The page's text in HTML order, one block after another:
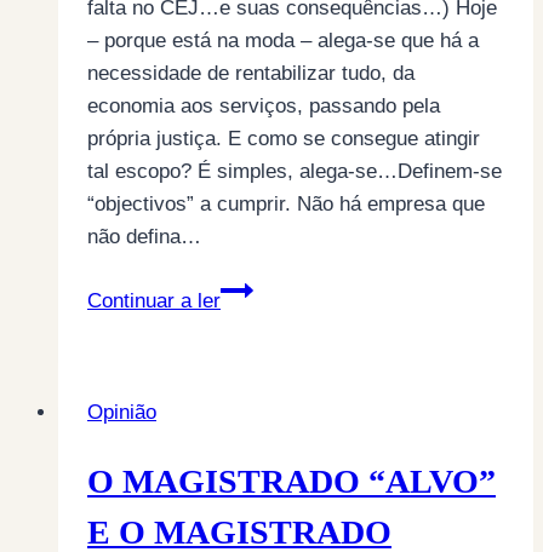
falta no CEJ…e suas consequências…) Hoje
– porque está na moda – alega-se que há a
necessidade de rentabilizar tudo, da
economia aos serviços, passando pela
própria justiça. E como se consegue atingir
tal escopo? É simples, alega-se…Definem-se
“objectivos” a cumprir. Não há empresa que
não defina…
Continuar a ler
INTRODUÇÃO
PORTUGUESA…
Opinião
O MAGISTRADO “ALVO”
E O MAGISTRADO